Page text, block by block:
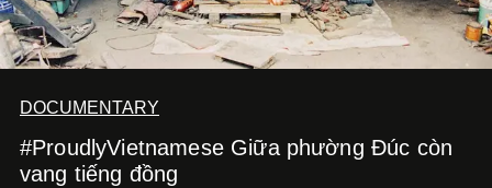
DOCUMENTARY
#ProudlyVietnamese Giữa phường Đúc còn
vang tiếng đồng